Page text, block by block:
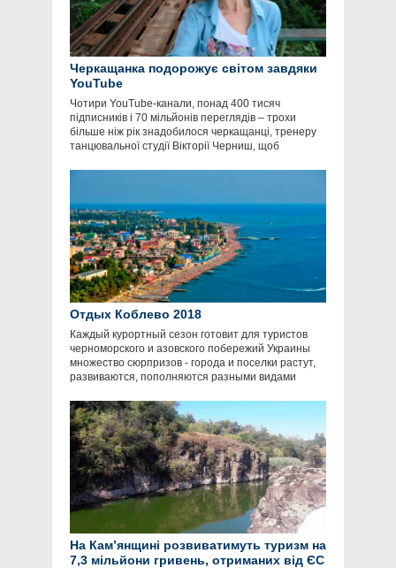
Черкащанка подорожує світом завдяки
YouTube
Чотири YouTube-канали, понад 400 тисяч
підписників і 70 мільйонів переглядів – трохи
більше ніж рік знадобилося черкащанці, тренеру
танцювальної студії Вікторії Черниш, щоб
Отдых Коблево 2018
Каждый курортный сезон готовит для туристов
черноморского и азовского побережий Украины
множество сюрпризов - города и поселки растут,
развиваются, пополняются разными видами
На Кам’янщині розвиватимуть туризм на
7,3 мільйони гривень, отриманих від ЄС